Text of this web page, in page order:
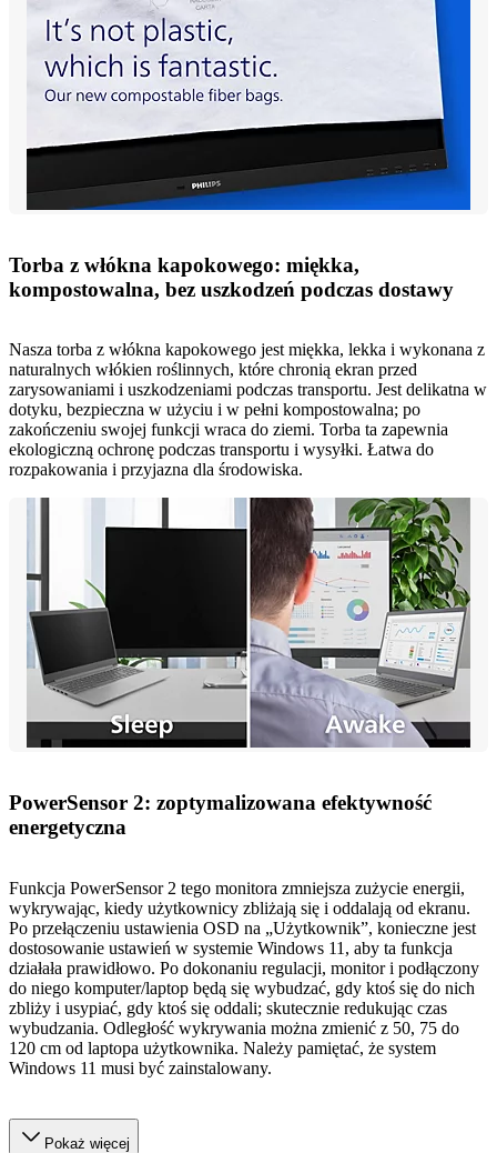
Torba z włókna kapokowego: miękka,
kompostowalna, bez uszkodzeń podczas dostawy
Nasza torba z włókna kapokowego jest miękka, lekka i wykonana z
naturalnych włókien roślinnych, które chronią ekran przed
zarysowaniami i uszkodzeniami podczas transportu. Jest delikatna w
dotyku, bezpieczna w użyciu i w pełni kompostowalna; po
zakończeniu swojej funkcji wraca do ziemi. Torba ta zapewnia
ekologiczną ochronę podczas transportu i wysyłki. Łatwa do
rozpakowania i przyjazna dla środowiska.
PowerSensor 2: zoptymalizowana efektywność
energetyczna
Funkcja PowerSensor 2 tego monitora zmniejsza zużycie energii,
wykrywając, kiedy użytkownicy zbliżają się i oddalają od ekranu.
Po przełączeniu ustawienia OSD na „Użytkownik”, konieczne jest
dostosowanie ustawień w systemie Windows 11, aby ta funkcja
działała prawidłowo. Po dokonaniu regulacji, monitor i podłączony
do niego komputer/laptop będą się wybudzać, gdy ktoś się do nich
zbliży i usypiać, gdy ktoś się oddali; skutecznie redukując czas
wybudzania. Odległość wykrywania można zmienić z 50, 75 do
120 cm od laptopa użytkownika. Należy pamiętać, że system
Windows 11 musi być zainstalowany.
Pokaż więcej